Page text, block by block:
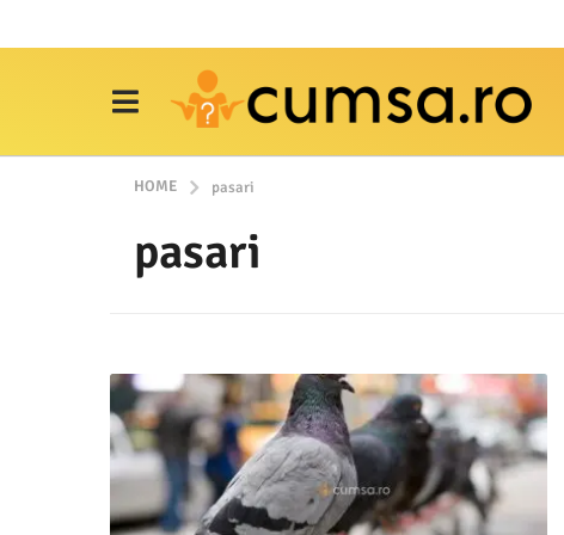
HOME pasari
pasari